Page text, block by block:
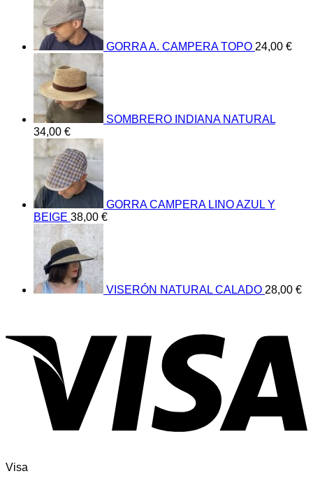
GORRA A. CAMPERA TOPO 24,00 €
SOMBRERO INDIANA NATURAL
34,00 €
GORRA CAMPERA LINO AZUL Y
BEIGE 38,00 €
VISERÓN NATURAL CALADO 28,00 €
Visa